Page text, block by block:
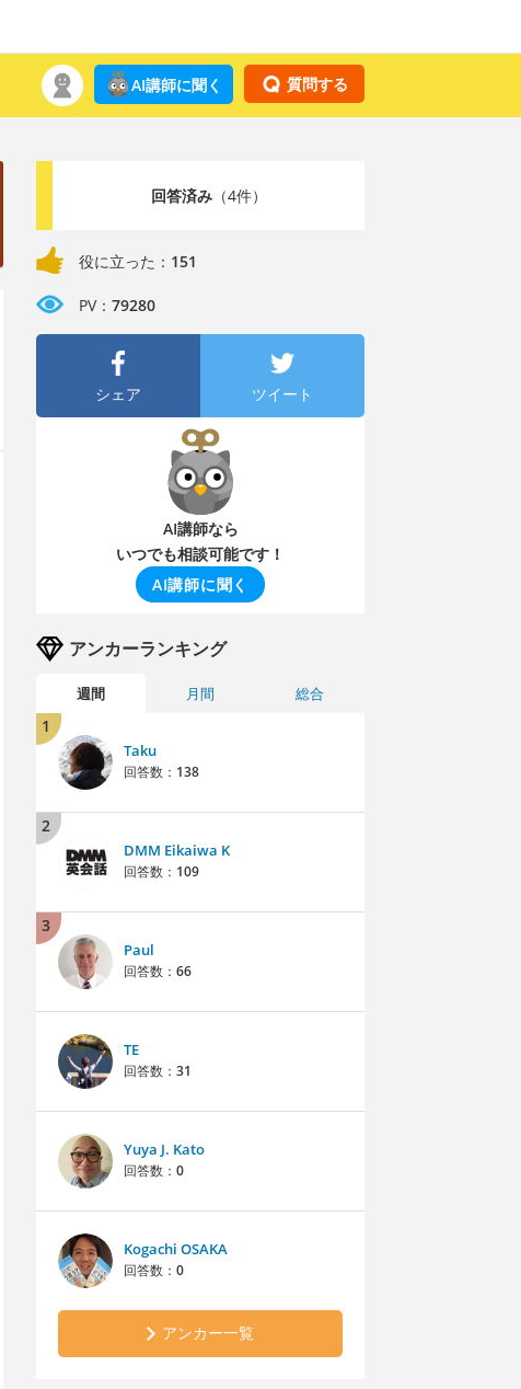
質問する
AI講師に聞く
回答済み（4件）
役に立った： 151
PV： 79280
シェア ツイート
AI講師なら
いつでも相談可能です！
AI講師に聞く
アンカーランキング
週間 月間 総合
1
Taku
回答数： 138
2
DMM Eikaiwa K
回答数： 109
3
Paul
回答数： 66
TE
回答数： 31
Yuya J. Kato
回答数： 0
Kogachi OSAKA
回答数： 0
アンカー一覧